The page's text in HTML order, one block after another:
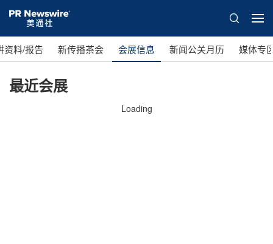
资料/报告 新传播茶会 会展信息 新闻公关月历 媒体专
最近会展
Loading